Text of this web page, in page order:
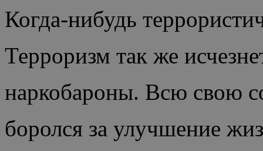
Когда-нибудь
Терроризм так же
наркобароны. Всю свою
боролся за улучшение